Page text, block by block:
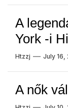
A
York -i
Htzzj July 16,
A nők